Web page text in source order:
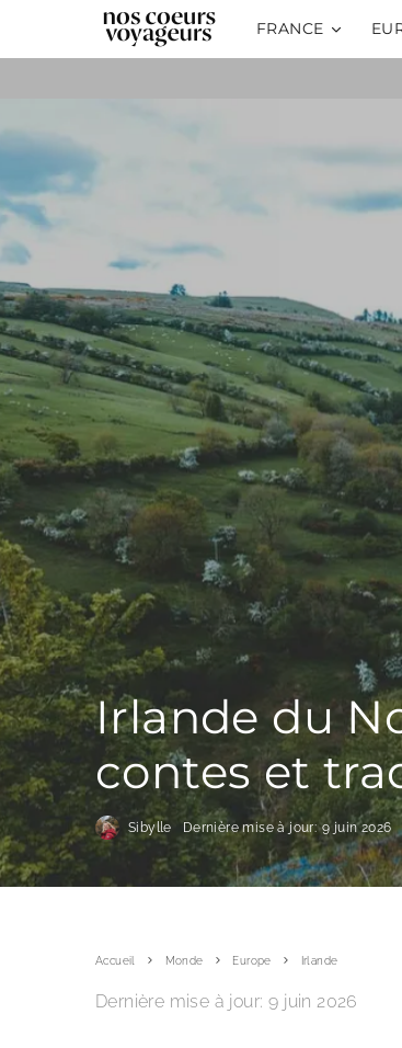
FRANCE
Irlande du
contes et
Sibylle Dernière mise à jour: 9 juin 2026
Accueil Monde Europe Irlande
Dernière mise à jour: 9 juin 2026